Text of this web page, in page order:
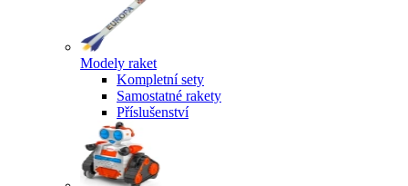
Modely raket
Kompletní sety
Samostatné rakety
Příslušenství